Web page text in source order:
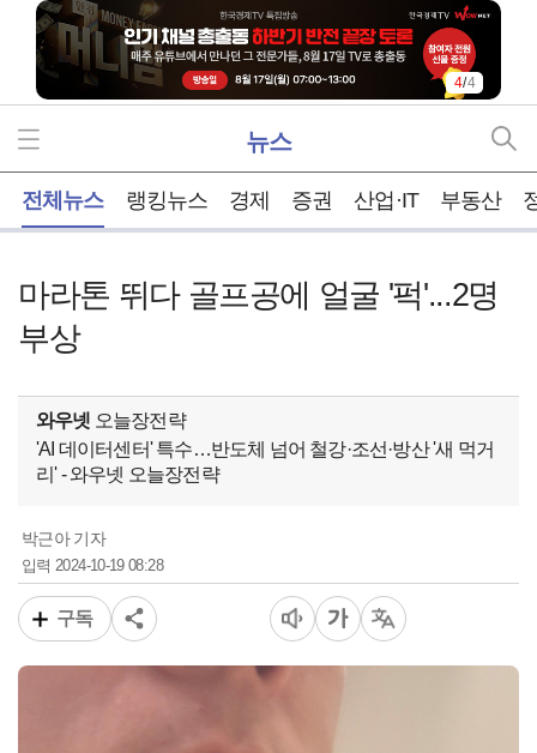
4/4
뉴스
전체뉴스 랭킹뉴스 경제 증권 산업·IT 부동산
마라톤 뛰다 골프공에 얼굴 '퍽'...2명
부상
와우넷 오늘장전략
'AI 데이터센터' 특수…반도체 넘어 철강·조선·방산 '새 먹거
리' - 와우넷 오늘장전략
박근아 기자
입력2024-10-19 08:28
구독